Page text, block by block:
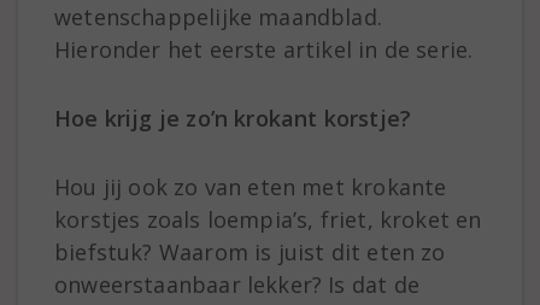
wetenschappelijke maandblad.
Hieronder het eerste artikel in de serie.
Hoe krijg je zo’n krokant korstje?
Hou jij ook zo van eten met krokante
korstjes zoals loempia’s, friet, kroket en
biefstuk? Waarom is juist dit eten zo
onweerstaanbaar lekker? Is dat de